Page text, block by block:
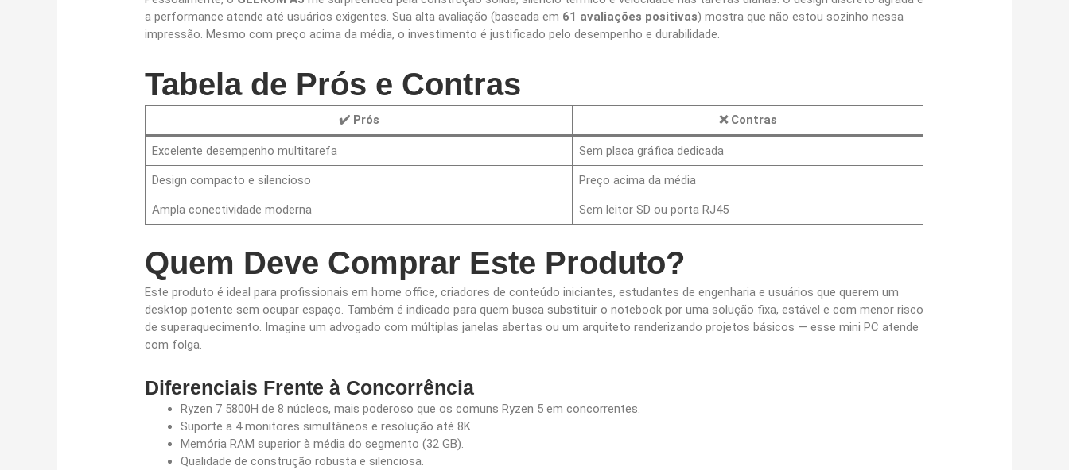
a performance atende até usuários exigentes. Sua alta avaliação (baseada em 61 avaliações positivas) mostra que não estou sozinho nessa
impressão. Mesmo com preço acima da média, o investimento é justificado pelo desempenho e durabilidade.
Tabela de Prós e Contras
✔️ Prós ❌ Contras
Excelente desempenho multitarefa Sem placa gráfica dedicada
Design compacto e silencioso Preço acima da média
Ampla conectividade moderna Sem leitor SD ou porta RJ45
Quem Deve Comprar Este Produto?
Este produto é ideal para profissionais em home office, criadores de conteúdo iniciantes, estudantes de engenharia e usuários que querem um
desktop potente sem ocupar espaço. Também é indicado para quem busca substituir o notebook por uma solução fixa, estável e com menor risco
de superaquecimento. Imagine um advogado com múltiplas janelas abertas ou um arquiteto renderizando projetos básicos — esse mini PC atende
com folga.
Diferenciais Frente à Concorrência
Ryzen 7 5800H de 8 núcleos, mais poderoso que os comuns Ryzen 5 em concorrentes.
Suporte a 4 monitores simultâneos e resolução até 8K.
Memória RAM superior à média do segmento (32 GB).
Qualidade de construção robusta e silenciosa.